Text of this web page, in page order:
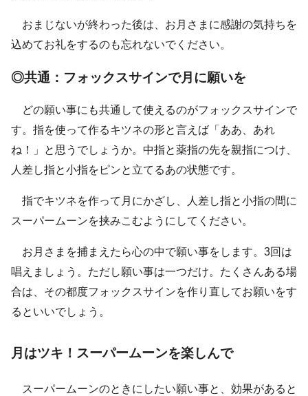
おまじないが終わった後は、お月さまに感謝の気持ちを
込めてお礼をするのも忘れないでください。
◎共通：フォックスサインで月に願いを
どの願い事にも共通して使えるのがフォックスサインで
す。指を使って作るキツネの形と言えば「ああ、あれ
ね！」と思うでしょうか。中指と薬指の先を親指につけ、
人差し指と小指をピンと立てるあの状態です。
指でキツネを作って月にかざし、人差し指と小指の間に
スーパームーンを挟みこむようにしてください。
お月さまを捕まえたら心の中で願い事をします。3回は
唱えましょう。ただし願い事は一つだけ。たくさんある場
合は、その都度フォックスサインを作り直してお願いをす
るといいでしょう。
月はツキ！スーパームーンを楽しんで
スーパームーンのときにしたい願い事と、効果があると